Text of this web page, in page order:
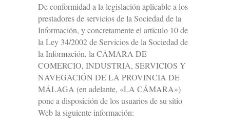
De conformidad a la legislación aplicable a los
prestadores de servicios de la Sociedad de la
Información, y concretamente el artículo 10 de
la Ley 34/2002 de Servicios de la Sociedad de
la Información, la CÁMARA DE
COMERCIO, INDUSTRIA, SERVICIOS Y
NAVEGACIÓN DE LA PROVINCIA DE
MÁLAGA (en adelante, «LA CÁMARA»)
pone a disposición de los usuarios de su sitio
Web la siguiente información: